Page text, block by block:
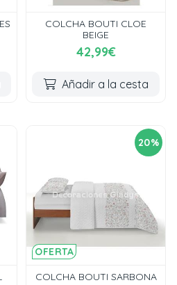
COLCHA BOUTI CLOE
BEIGE
42,99€
Añadir a la cesta
20%
OFERTA
COLCHA BOUTI SARBONA